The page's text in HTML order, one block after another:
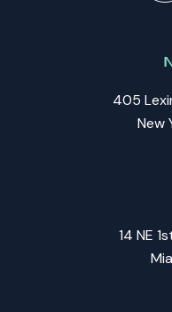
405
New
14 NE